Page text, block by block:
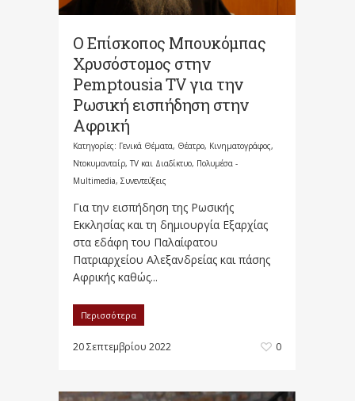
Ο Επίσκοπος Μπουκόμπας
Χρυσόστομος στην
Pemptousia TV για την
Ρωσική εισπήδηση στην
Αφρική
Κατηγορίες: Γενικά Θέματα, Θέατρο, Κινηματογράφος,
Ντοκυμανταίρ, TV και Διαδίκτυο, Πολυμέσα -
Multimedia, Συνεντεύξεις
Για την εισπήδηση της Ρωσικής
Εκκλησίας και τη δημιουργία Εξαρχίας
στα εδάφη του Παλαίφατου
Πατριαρχείου Αλεξανδρείας και πάσης
Αφρικής καθώς...
Περισσότερα
20 Σεπτεμβρίου 2022 0